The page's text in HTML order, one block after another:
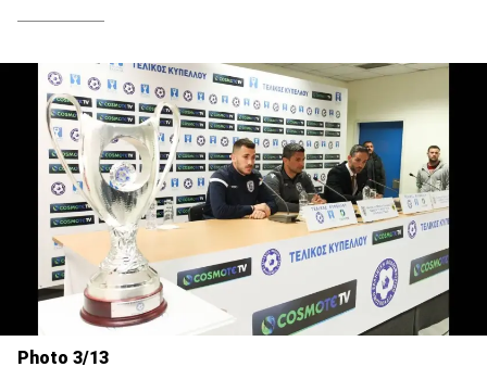
Photo 3/13